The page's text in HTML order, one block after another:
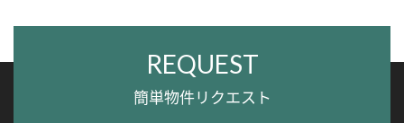
REQUEST
簡単物件リクエスト